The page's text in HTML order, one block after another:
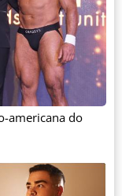
americana do